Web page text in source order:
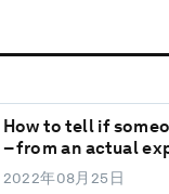
How to tell if
– from an actual
2022年08月25日